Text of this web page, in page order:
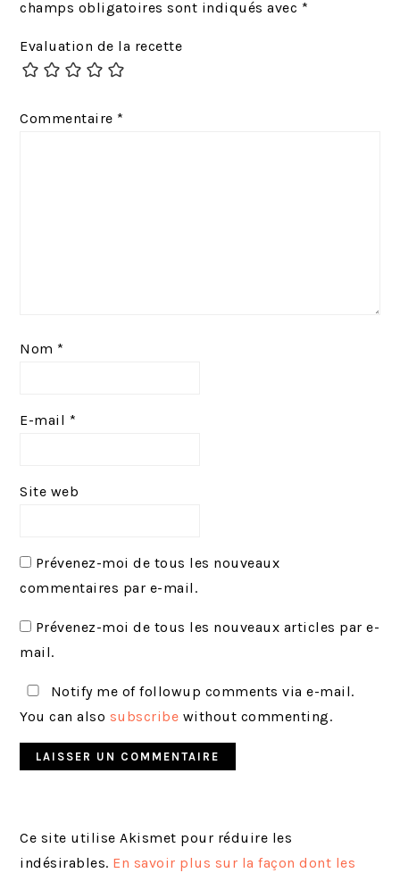
é
d
n
champs obligatoires sont indiqués avec *
Evaluation de la recette
Commentaire *
Nom *
E-mail *
Site web
Prévenez-moi de tous les nouveaux
commentaires par e-mail.
Prévenez-moi de tous les nouveaux articles par e-
mail.
Notify me of followup comments via e-mail.
You can also subscribe without commenting.
Ce site utilise Akismet pour réduire les
indésirables. En savoir plus sur la façon dont les